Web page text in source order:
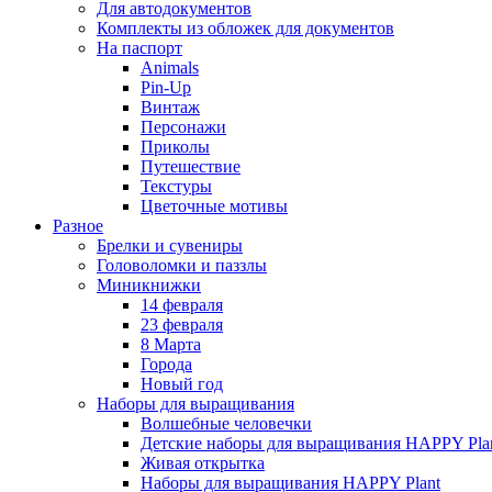
Для автодокументов
Комплекты из обложек для документов
На паспорт
Animals
Pin-Up
Винтаж
Персонажи
Приколы
Путешествие
Текстуры
Цветочные мотивы
Разное
Брелки и сувениры
Головоломки и паззлы
Миникнижки
14 февраля
23 февраля
8 Марта
Города
Новый год
Наборы для выращивания
Волшебные человечки
Детские наборы для выращивания HAPPY
Живая открытка
Наборы для выращивания HAPPY Plant